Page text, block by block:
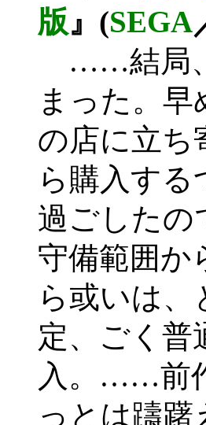
版』(SEGA
……結局、
まった。
の店に立ち
ら購入す
過ごしたの
守備範囲か
ら或いは
定、ごく普
入。……前
っとは躊